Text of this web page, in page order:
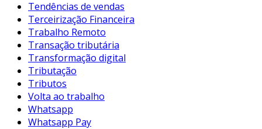
Tendências de vendas
Terceirização Financeira
Trabalho Remoto
Transação tributária
Transformação digital
Tributação
Tributos
Volta ao trabalho
Whatsapp
Whatsapp Pay